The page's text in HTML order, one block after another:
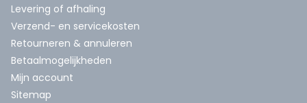
Levering of afhaling
Verzend- en servicekosten
Retourneren & annuleren
Betaalmogelijkheden
Mijn account
Sitemap